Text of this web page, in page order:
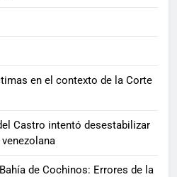
en el contexto de la Corte
Castro intentó desestabilizar
de Cochinos: Errores de la